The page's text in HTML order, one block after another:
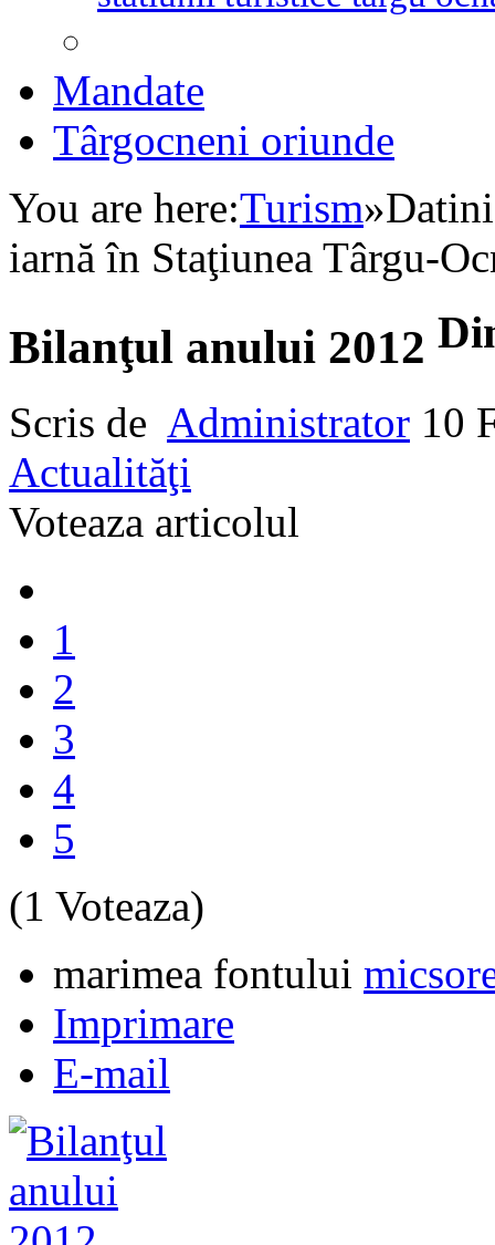
Mandate
Târgocneni oriunde
You are here:Turism»
iarnă în Staţiunea Târgu-
Bilanţul anului 2012
Scris de Administrator 10
Actualităţi
Voteaza articolul
1
2
3
4
5
(1 Voteaza)
marimea fontului
Imprimare
E-mail